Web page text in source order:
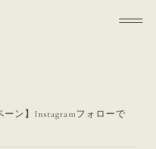
ーン】Instagramフォローで